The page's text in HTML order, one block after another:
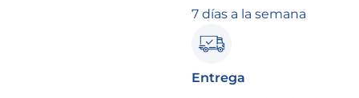
7 días a la semana
Entrega